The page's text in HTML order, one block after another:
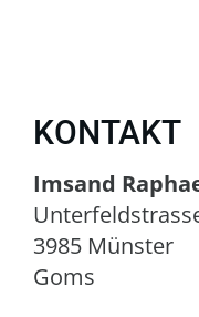
KONTAKT
Imsand
3985 Münster
Goms